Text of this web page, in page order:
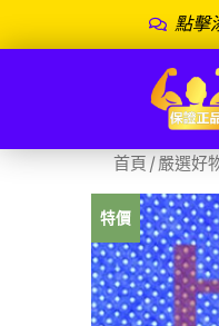
點擊
首頁 /嚴選好
特價